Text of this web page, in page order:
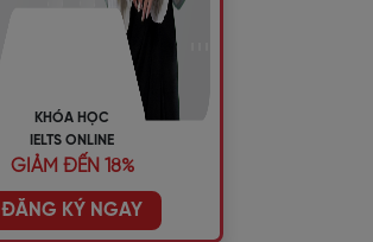
KHÓA HỌC
IELTS ONLINE
GIẢM ĐẾN 18%
ĐĂNG KÝ NGAY